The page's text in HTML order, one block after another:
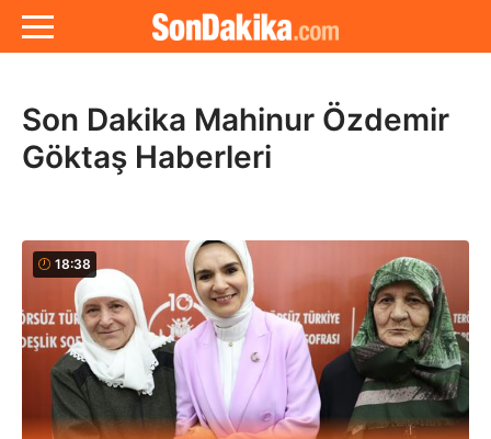
Son Dakika Mahinur Özdemir
Göktaş Haberleri
18:38